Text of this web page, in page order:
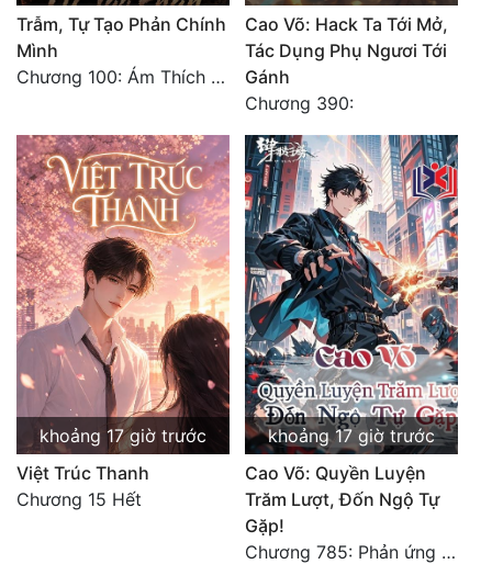
Trẫm, Tự Tạo Phản Chính
Mình
Chương 100: Ám Thích Trên Vân Sơn
Cao Võ: Hack Ta Tới Mở,
Tác Dụng Phụ Ngươi Tới
Gánh
Chương 390:
khoảng 17 giờ trước
Việt Trúc Thanh
Chương 15 Hết
khoảng 17 giờ trước
Cao Võ: Quyền Luyện
Trăm Lượt, Đốn Ngộ Tự
Gặp!
Chương 785: Phản ứng (2)